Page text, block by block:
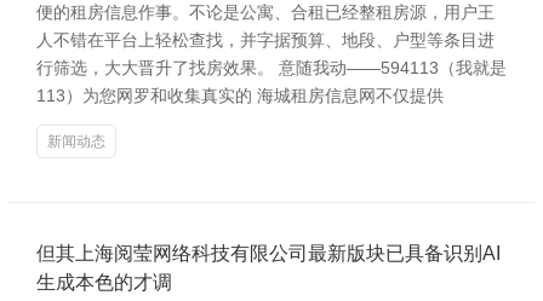
便的租房信息作事。不论是公寓、合租已经整租房源，用户王
人不错在平台上轻松查找，并字据预算、地段、户型等条目进
行筛选，大大晋升了找房效果。 意随我动――594113（我就是
113）为您网罗和收集真实的 海城租房信息网不仅提供
新闻动态
但其上海阅莹网络科技有限公司最新版块已具备识别AI
生成本色的才调